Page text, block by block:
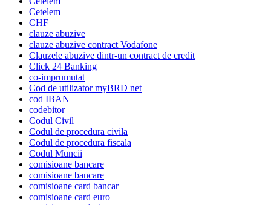
Cetelem
CHF
clauze abuzive
clauze abuzive contract Vodafone
Clauzele abuzive dintr-un contract de credit
Click 24 Banking
co-imprumutat
Cod de utilizator myBRD net
cod IBAN
codebitor
Codul Civil
Codul de procedura civila
Codul de procedura fiscala
Codul Muncii
comisioane bancare
comisioane bancare
comisioane card bancar
comisioane card euro